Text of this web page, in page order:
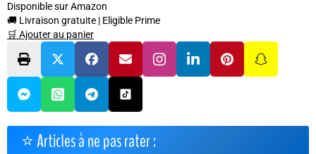
Disponible sur Amazon
🚚 Livraison gratuite | Eligible Prime
🛒 Ajouter au panier
⭐ Articles à ne pas rater :